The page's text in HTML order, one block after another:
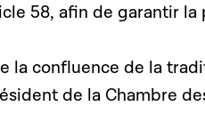
58, afin de garantir
la confluence de la
de la Chambre